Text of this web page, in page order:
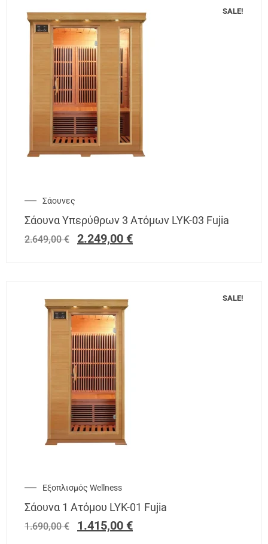
SALE!
Σάουνες
Σάουνα Υπερύθρων 3 Ατόμων LYK-03 Fujia
2.649,00€ 2.249,00 €
SALE!
Εξοπλισμός Wellness
Σάουνα 1 Ατόμου LYK-01 Fujia
1.690,00€ 1.415,00 €